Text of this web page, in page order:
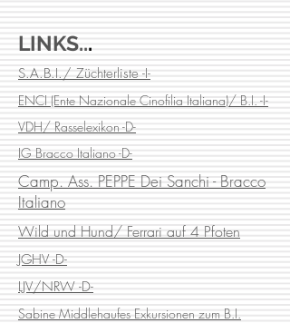
LINKS...
S.A.B.I./ Züchterliste -I-
ENCI (Ente Nazionale Cinofilia Italiana)/ B.I. -I-
VDH/ Rasselexikon -D-
IG Bracco Italiano -D-
Camp. Ass. PEPPE Dei Sanchi - Bracco
Italiano
Wild und Hund/ Ferrari auf 4 Pfoten
JGHV -D-
LJV/NRW -D-
Sabine Middlehaufes Exkursionen zum B.I.